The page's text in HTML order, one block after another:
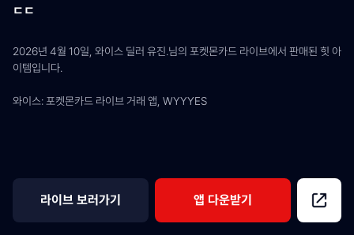
ㄷㄷ
2026년 4월 10일, 와이스 딜러 유진.님의 포켓몬카드 라이브에서 판매된 힛 아
이템입니다.
와이스: 포켓몬카드 라이브 거래 앱, WYYYES
라이브 보러가기 앱 다운받기